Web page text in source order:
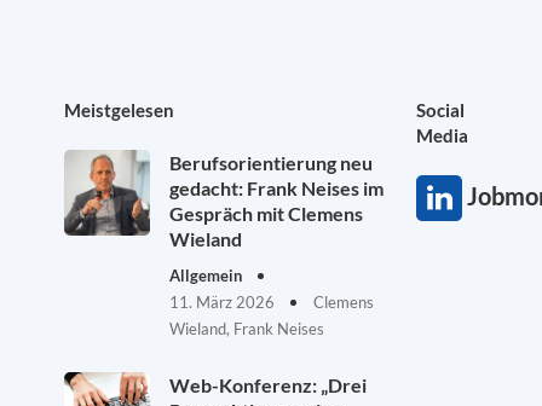
Meistgelesen
Berufsorientierung neu
gedacht: Frank Neises im
Gespräch mit Clemens
Wieland
Allgemein
11. März 2026
Clemens
Wieland, Frank Neises
Web-Konferenz: „Drei
Social
Media